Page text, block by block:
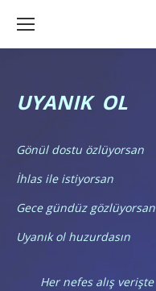
UYANIK OL
Gönül dostu özlüyorsan
İhlas ile istiyorsan
Gece gündüz gözlüyorsan
Uyanık ol huzurdasın
Her nefes alış verişte